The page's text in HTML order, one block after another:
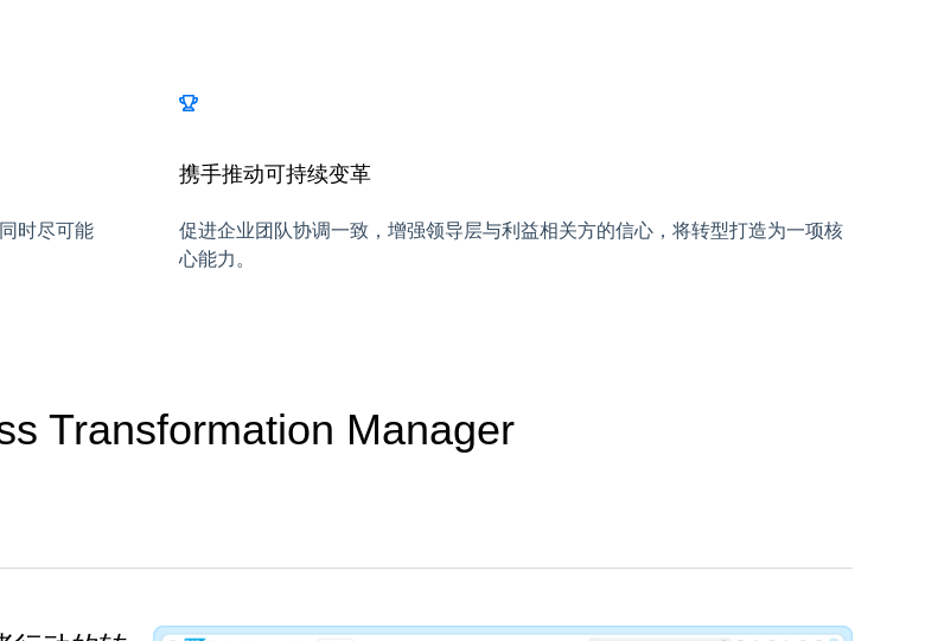
时尽可能
携手推动可持续变革
促进企业团队协调一致，增强领导层与利益相关方的信心，将转型打造为一项核
心能力。
Transformation Manager